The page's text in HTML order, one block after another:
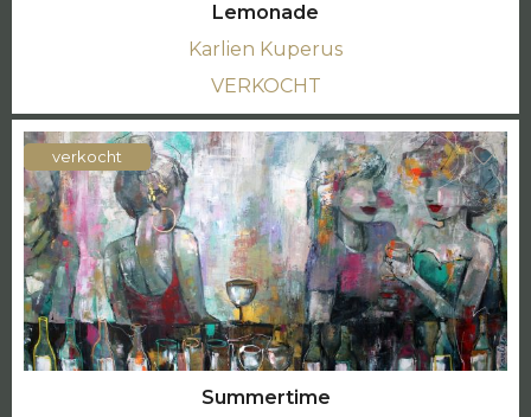
Lemonade
Karlien Kuperus
VERKOCHT
verkocht
Summertime